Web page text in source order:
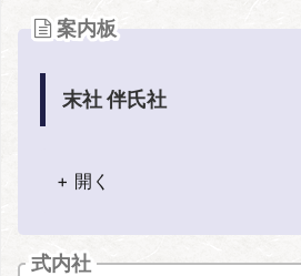
案内板
末社 伴氏社
+ 開く
式内社